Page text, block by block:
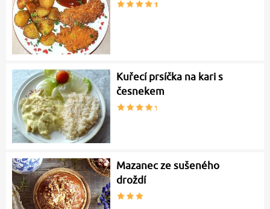
Kuřecí prsíčka na kari s
česnekem
Mazanec ze sušeného
droždí